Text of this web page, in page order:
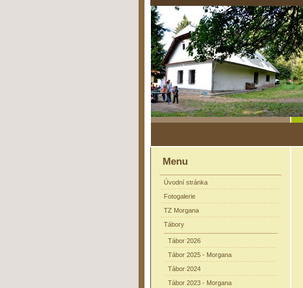
Menu
Úvodní stránka
Fotogalerie
TZ Morgana
Tábory
Tábor 2026
Tábor 2025 - Morgana
Tábor 2024
Tábor 2023 - Morgana